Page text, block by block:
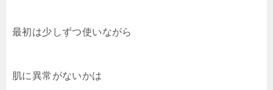
最初は少しずつ使いながら
肌に異常がないかは